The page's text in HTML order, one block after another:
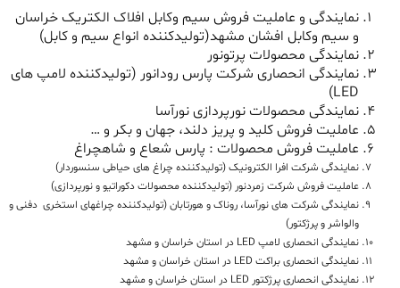
نمایندگی و عاملیت فروش سیم وکابل افلاک الکتریک خراسان
و سیم وکابل افشان مشهد(تولیدکننده انواع سیم و کابل)
نمایندگی محصولات پرتونور
نمایندگی انحصاری شرکت پارس رودانور (تولیدکننده لامپ های
LED)
نمایندگی محصولات نورپردازی نورآسا
عاملیت فروش کلید و پریز دلند، جهان و بکر و …
عاملیت فروش محصولات : پارس شعاع و شاهچراغ
نمایندگی شرکت افرا الکترونیک (تولیدکننده چراغ های حیاطی سنسوردار)
عاملیت فروش شرکت زمردنور (تولیدکننده محصولات دکوراتیو و نورپردازی)
نمایندگی شرکت های نورآسا، روناک و هورتابان (تولیدکننده چراغهای استخری دفنی و
والواشر و پرژکتور)
نمایندگی انحصاری لامپ LED در استان خراسان و مشهد
نمایندگی انحصاری براکت LED در استان خراسان و مشهد
نمایندگی انحصاری پرژکتور LED در استان خراسان و مشهد